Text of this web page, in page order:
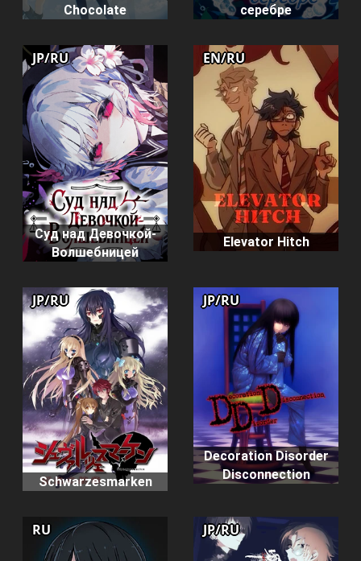
Chocolate
серебре
Суд над Девочкой-
Волшебницей
JP/RU
Elevator Hitch
EN/RU
Schwarzesmarken
JP/RU
Decoration Disorder
Disconnection
JP/RU
RU JP/RU